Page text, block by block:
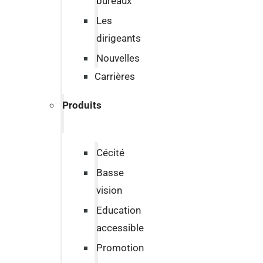
Les
dirigeants
Nouvelles
Carrières
Produits
Cécité
Basse
vision
Education
accessible
Promotion